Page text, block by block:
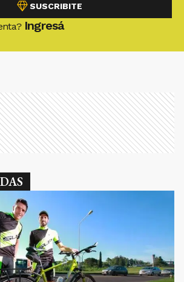
SUSCRIBITE
Ingresá